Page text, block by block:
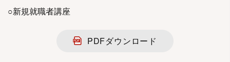
○新規就職者講座
PDFダウンロード